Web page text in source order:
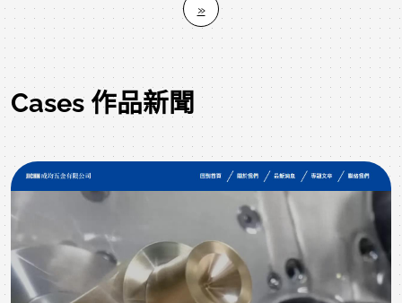
們在他的網站上同時介紹，以及放上她個人與好友們的手工
提琴作品，利用許多的製琴圖片來呈現專業細微，以及介紹
製琴師的影片...等等，讓網友與演奏家們能直接瞭解製琴的
特性。不需要複雜的框線，利用顏色的搭配，讓視覺感官完
全被原木色吸引。並且我們利用了一些特定關鍵字，如提琴
工作室、桃園提琴維修等，不論在Yahoo還是Google，幾乎
在第一頁就能看到網站。
»
Cases 作品新聞